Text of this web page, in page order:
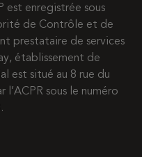
est enregistrée sous
de Contrôle et de
prestataire de services
établissement de
est situé au 8 rue du
l’ACPR sous le numéro